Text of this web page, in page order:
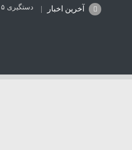
آخرین اخبار دستگیری ۵ نفر در ارتباط با قتل حمیدرضا رجب‌زاده